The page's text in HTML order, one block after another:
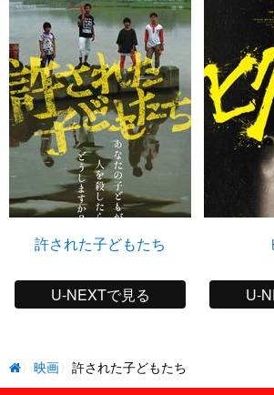
許された子どもたち
U-NEXTで見る U-
映画 許された子どもたち